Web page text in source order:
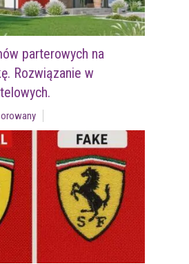
parterowych na
Rozwiązanie w